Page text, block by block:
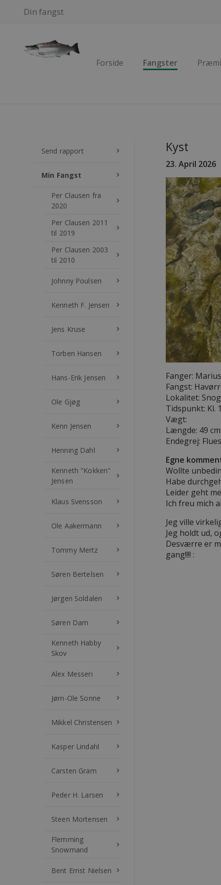
Din fangst
Forside Fangster
Send rapport keyboard_arrow_right
Min Fangst keyboard_arrow_right
Per Clausen fra
2020
keyboard_arrow_right
Per Clausen 2011
til 2019
keyboard_arrow_right
Per Clausen 2003
til 2010
keyboard_arrow_right
Johnny Poulsen keyboard_arrow_right
Kenneth F. Jensen keyboard_arrow_right
Jens Kruse keyboard_arrow_right
Torben Hansen keyboard_arrow_right
Hans-Erik Jensen keyboard_arrow_right
Ole Gjøg keyboard_arrow_right
Kenn Jensen keyboard_arrow_right
Henning Dahl keyboard_arrow_right
Kenneth "Kokken"
Jensen
keyboard_arrow_right
Klaus Svensson keyboard_arrow_right
Ole Aakermann keyboard_arrow_right
Tommy Mertz keyboard_arrow_right
Søren Bertelsen keyboard_arrow_right
Jørgen Soldalen keyboard_arrow_right
Søren Dam keyboard_arrow_right
Kenneth Habby
Skov
keyboard_arrow_right
Alex Messeri keyboard_arrow_right
Jørn-Ole Sonne keyboard_arrow_right
Mikkel Christensen keyboard_arrow_right
Kasper Lindahl keyboard_arrow_right
Carsten Gram keyboard_arrow_right
Peder H. Larsen keyboard_arrow_right
Steen Mortensen keyboard_arrow_right
Flemming
Snowmand
keyboard_arrow_right
Bent Ernst Nielsen keyboard_arrow_right
Kyst
23. April 2026
Fanger:
Fangst:
Lokalitet:
Tidspunkt: Kl.
Vægt:
Længde: 49 cm
Endegrej:
Egne
Wollte
Habe
Leider geht
Ich freu mich
Jeg ville
Jeg holdt ud,
Desværre er
gang!!!! :